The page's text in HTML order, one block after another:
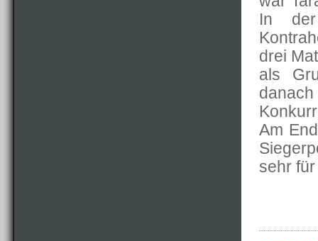
In
drei
als
Am
sehr